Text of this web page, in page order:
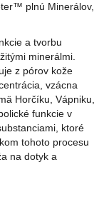
plnú Minerálov,
a tvorbu
minerálmi.
z pórov kože
vzácna
Horčíku, Vápniku,
funkcie v
ktoré
tohoto procesu
na dotyk a